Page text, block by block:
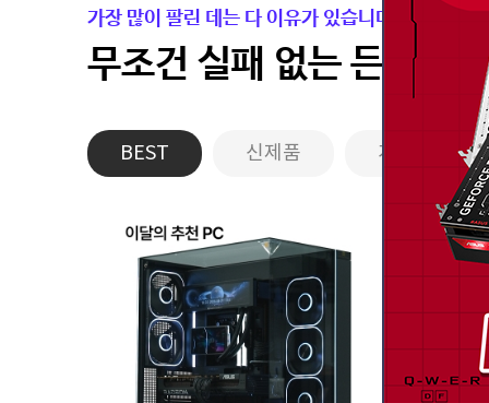
가장 많이 팔린 데는 다 이유가 있습니다.
무조건 실패 없는 든든한
BEST 신제품 게이밍PC